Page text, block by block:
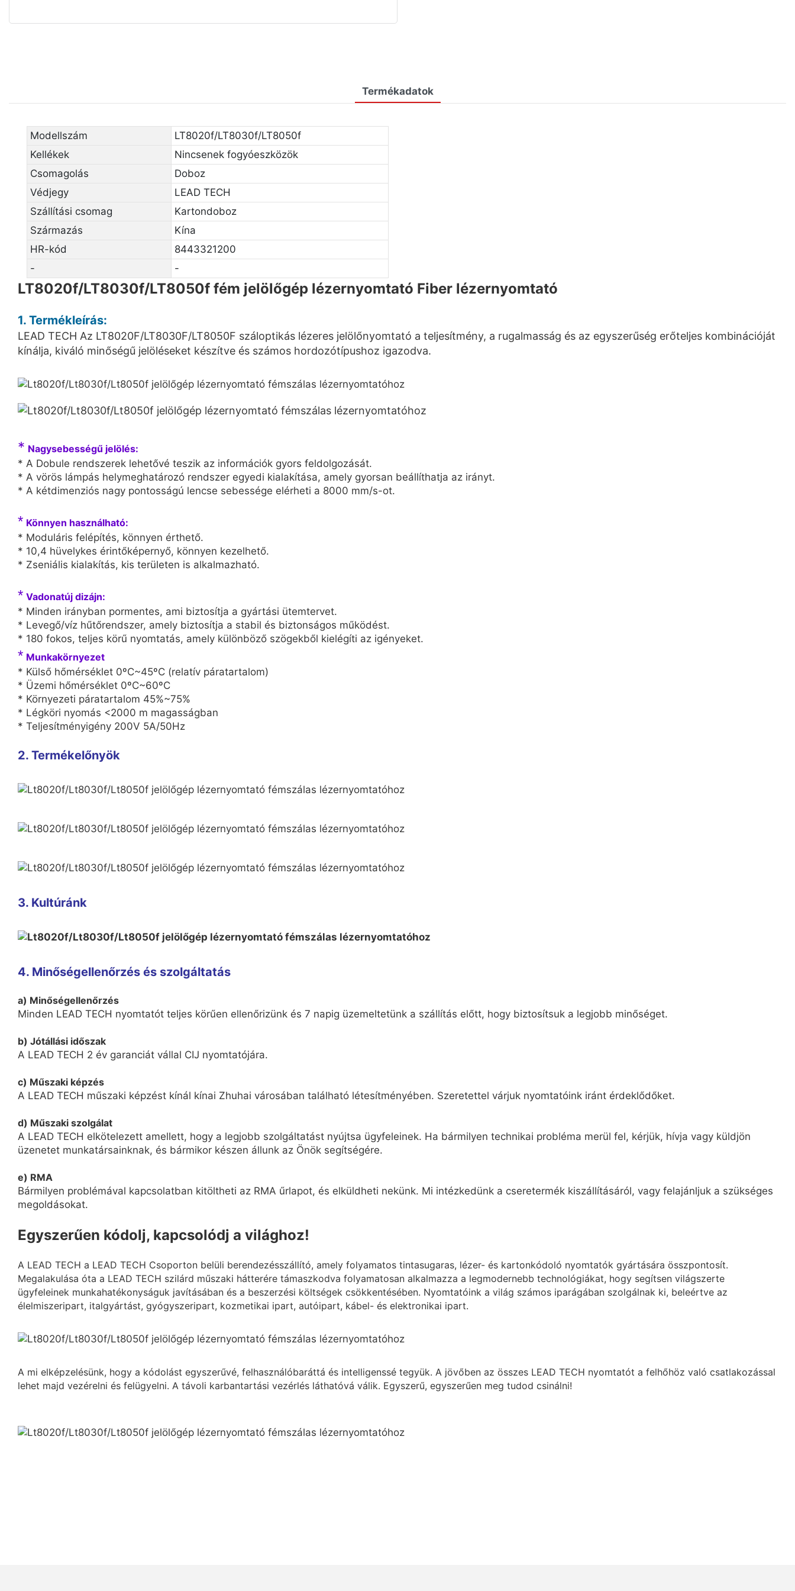
Termékadatok
Modellszám
LT8020f/LT8030f/LT8050f
Kellékek
Nincsenek fogyóeszközök
Csomagolás
Doboz
Védjegy
LEAD TECH
Szállítási csomag
Kartondoboz
Származás
Kína
HR-kód
8443321200
-
-
LT8020f/LT8030f/LT8050f fém jelölőgép lézernyomtató Fiber lézernyomtató
1. Termékleírás:
LEAD TECH Az LT8020F/LT8030F/LT8050F száloptikás lézeres jelölőnyomtató a teljesítmény, a rugalmasság és az egyszerűség erőteljes kombinációját
kínálja, kiváló minőségű jelöléseket készítve és számos hordozótípushoz igazodva.
* Nagysebességű jelölés:
* A Dobule rendszerek lehetővé teszik az információk gyors feldolgozását.
* A vörös lámpás helymeghatározó rendszer egyedi kialakítása, amely gyorsan beállíthatja az irányt.
* A kétdimenziós nagy pontosságú lencse sebessége elérheti a 8000 mm/s-ot.
* Könnyen használható:
* Moduláris felépítés, könnyen érthető.
* 10,4 hüvelykes érintőképernyő, könnyen kezelhető.
* Zseniális kialakítás, kis területen is alkalmazható.
* Vadonatúj dizájn:
* Minden irányban pormentes, ami biztosítja a gyártási ütemtervet.
* Levegő/víz hűtőrendszer, amely biztosítja a stabil és biztonságos működést.
* 180 fokos, teljes körű nyomtatás, amely különböző szögekből kielégíti az igényeket.
* Munkakörnyezet
* Külső hőmérséklet 0ºC~45ºC (relatív páratartalom)
* Üzemi hőmérséklet 0ºC~60ºC
* Környezeti páratartalom 45%~75%
* Légköri nyomás <2000 m magasságban
* Teljesítményigény 200V 5A/50Hz
2. Termékelőnyök
3. Kultúránk
4. Minőségellenőrzés és szolgáltatás
a) Minőségellenőrzés
Minden LEAD TECH nyomtatót teljes körűen ellenőrizünk és 7 napig üzemeltetünk a szállítás előtt, hogy biztosítsuk a legjobb minőséget.
b) Jótállási időszak
A LEAD TECH 2 év garanciát vállal CIJ nyomtatójára.
c) Műszaki képzés
A LEAD TECH műszaki képzést kínál kínai Zhuhai városában található létesítményében. Szeretettel várjuk nyomtatóink iránt érdeklődőket.
d) Műszaki szolgálat
A LEAD TECH elkötelezett amellett, hogy a legjobb szolgáltatást nyújtsa ügyfeleinek. Ha bármilyen technikai probléma merül fel, kérjük, hívja vagy küldjön
üzenetet munkatársainknak, és bármikor készen állunk az Önök segítségére.
e) RMA
Bármilyen problémával kapcsolatban kitöltheti az RMA űrlapot, és elküldheti nekünk. Mi intézkedünk a cseretermék kiszállításáról, vagy felajánljuk a szükséges
megoldásokat.
Egyszerűen kódolj, kapcsolódj a világhoz!
A LEAD TECH a LEAD TECH Csoporton belüli berendezésszállító, amely folyamatos tintasugaras, lézer- és kartonkódoló nyomtatók gyártására összpontosít.
Megalakulása óta a LEAD TECH szilárd műszaki hátterére támaszkodva folyamatosan alkalmazza a legmodernebb technológiákat, hogy segítsen világszerte
ügyfeleinek munkahatékonyságuk javításában és a beszerzési költségek csökkentésében. Nyomtatóink a világ számos iparágában szolgálnak ki, beleértve az
élelmiszeripart, italgyártást, gyógyszeripart, kozmetikai ipart, autóipart, kábel- és elektronikai ipart.
A mi elképzelésünk, hogy a kódolást egyszerűvé, felhasználóbaráttá és intelligenssé tegyük. A jövőben az összes LEAD TECH nyomtatót a felhőhöz való csatlakozással
lehet majd vezérelni és felügyelni. A távoli karbantartási vezérlés láthatóvá válik. Egyszerű, egyszerűen meg tudod csinálni!